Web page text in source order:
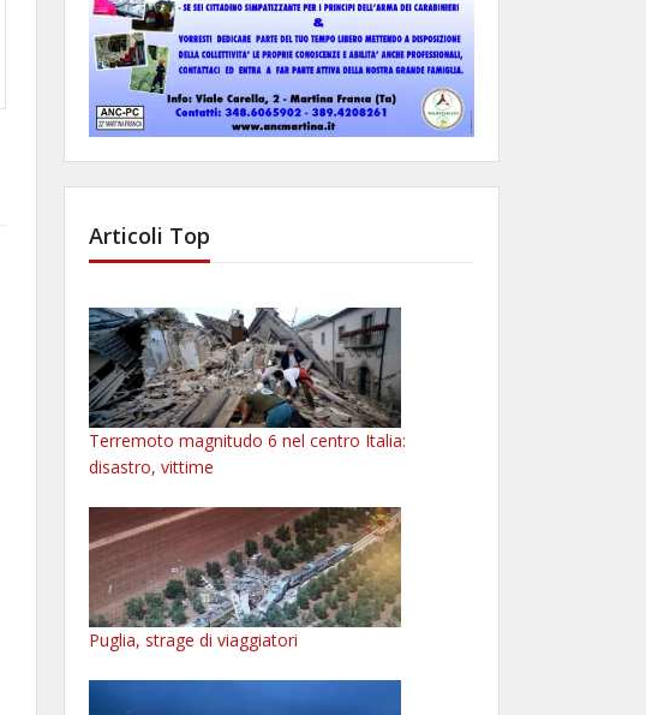
Articoli Top
Terremoto magnitudo 6 nel centro Italia:
disastro, vittime
Puglia, strage di viaggiatori